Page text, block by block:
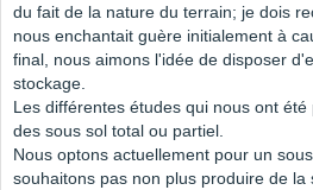
du fait de la nature du terrain; je dois
nous enchantait guère initialement à
final, nous aimons l'idée de disposer
stockage.
Les différentes études qui nous ont
des sous sol total ou partiel.
Nous optons actuellement pour un
souhaitons pas non plus produire de la